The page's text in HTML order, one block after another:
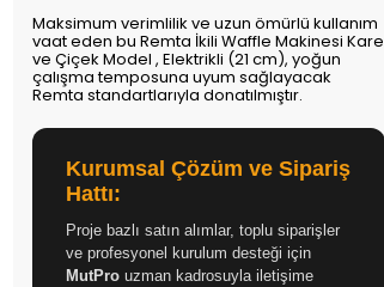
Maksimum verimlilik ve uzun ömürlü kullanım
vaat eden bu Remta İkili Waffle Makinesi Kare
ve Çiçek Model , Elektrikli (21 cm), yoğun
çalışma temposuna uyum sağlayacak
Remta standartlarıyla donatılmıştır.
Kurumsal Çözüm ve Sipariş
Hattı:
Proje bazlı satın alımlar, toplu siparişler
ve profesyonel kurulum desteği için
MutPro uzman kadrosuyla iletişime